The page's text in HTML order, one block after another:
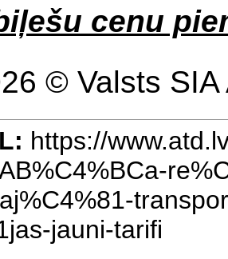
cenu
© Valsts
https://
jauni-tarifi